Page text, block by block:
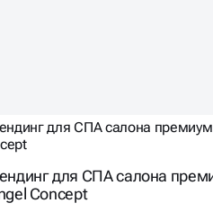
для СПА салона
Concept